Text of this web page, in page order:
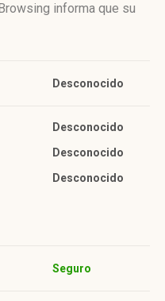
informa que su
Desconocido
Desconocido
Desconocido
Desconocido
Seguro